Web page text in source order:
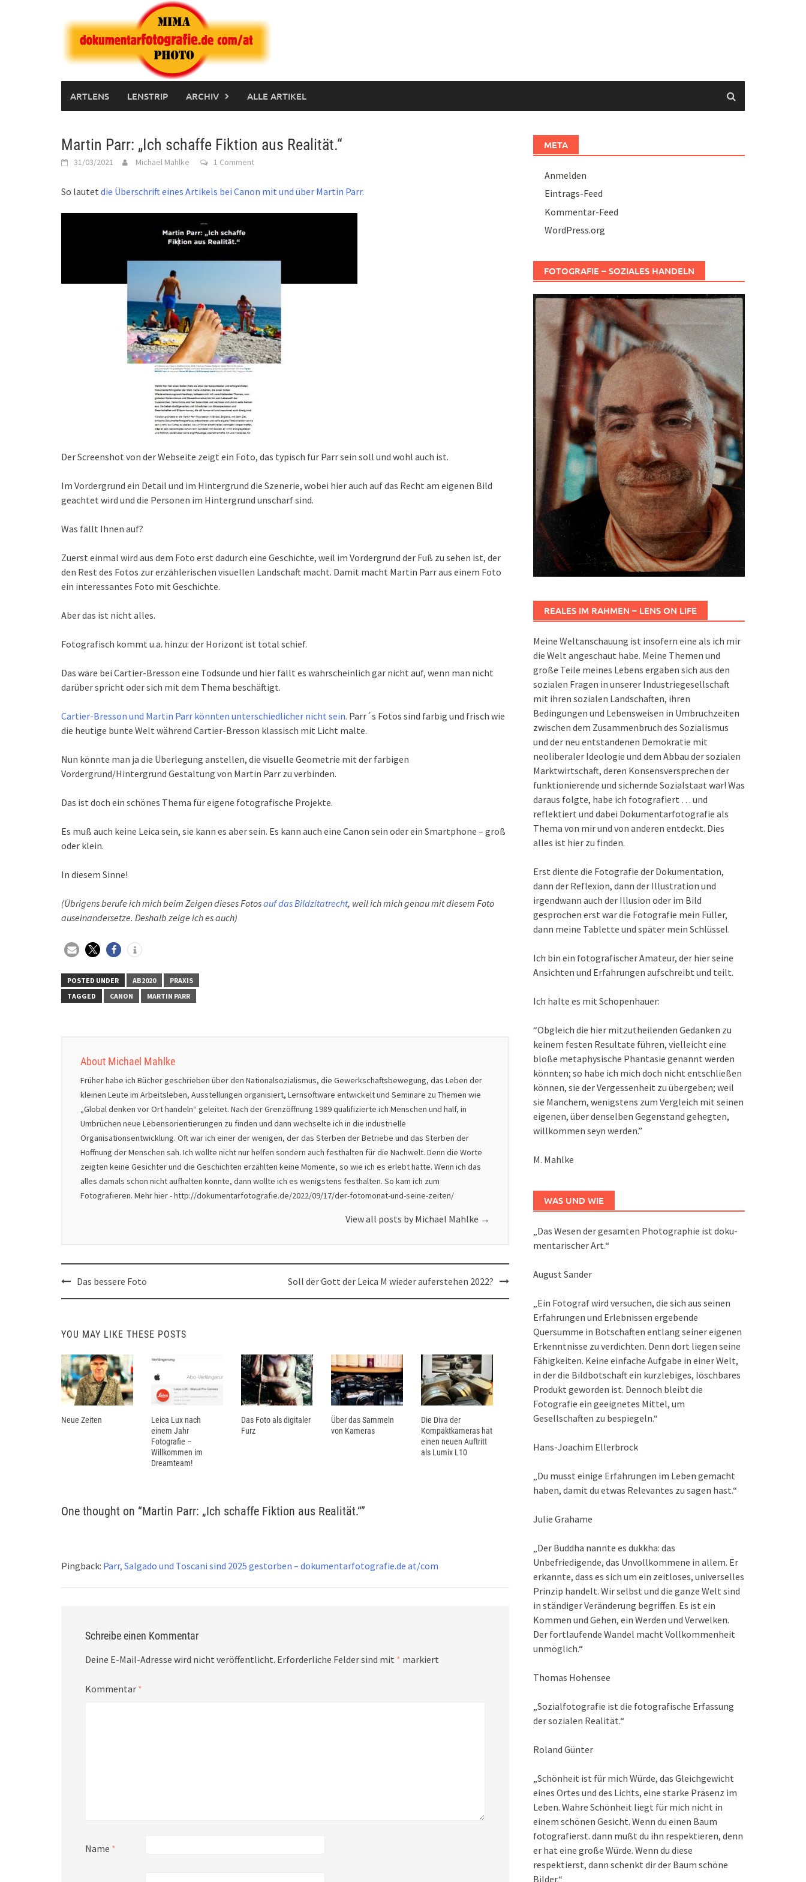
ARTLENS LENSTRIP ARCHIV ALLE ARTIKEL
Martin Parr: „Ich schaffe Fiktion aus Realität.“
31/03/2021 Michael Mahlke 1 Comment
So lautet die Überschrift eines Artikels bei Canon mit und über Martin Parr.
Der Screenshot von der Webseite zeigt ein Foto, das typisch für Parr sein soll und wohl auch ist.
Im Vordergrund ein Detail und im Hintergrund die Szenerie, wobei hier auch auf das Recht am eigenen Bild
geachtet wird und die Personen im Hintergrund unscharf sind.
Was fällt Ihnen auf?
Zuerst einmal wird aus dem Foto erst dadurch eine Geschichte, weil im Vordergrund der Fuß zu sehen ist, der
den Rest des Fotos zur erzählerischen visuellen Landschaft macht. Damit macht Martin Parr aus einem Foto
ein interessantes Foto mit Geschichte.
Aber das ist nicht alles.
Fotografisch kommt u.a. hinzu: der Horizont ist total schief.
Das wäre bei Cartier-Bresson eine Todsünde und hier fällt es wahrscheinlich gar nicht auf, wenn man nicht
darüber spricht oder sich mit dem Thema beschäftigt.
Cartier-Bresson und Martin Parr könnten unterschiedlicher nicht sein. Parr´s Fotos sind farbig und frisch wie
die heutige bunte Welt während Cartier-Bresson klassisch mit Licht malte.
Nun könnte man ja die Überlegung anstellen, die visuelle Geometrie mit der farbigen
Vordergrund/Hintergrund Gestaltung von Martin Parr zu verbinden.
Das ist doch ein schönes Thema für eigene fotografische Projekte.
Es muß auch keine Leica sein, sie kann es aber sein. Es kann auch eine Canon sein oder ein Smartphone – groß
oder klein.
In diesem Sinne!
(Übrigens berufe ich mich beim Zeigen dieses Fotosauf das Bildzitatrecht, weil ich mich genau mit diesem Foto
auseinandersetze. Deshalb zeige ich es auch)
POSTED UNDER AB2020
PRAXIS
TAGGED
CANON MARTIN PARR
About Michael Mahlke
Früher habe ich Bücher geschrieben über den Nationalsozialismus, die Gewerkschaftsbewegung, das Leben der
kleinen Leute im Arbeitsleben, Ausstellungen organisiert, Lernsoftware entwickelt und Seminare zu Themen wie
„Global denken vor Ort handeln“ geleitet. Nach der Grenzöffnung 1989 qualifizierte ich Menschen und half, in
Umbrüchen neue Lebensorientierungen zu finden und dann wechselte ich in die industrielle
Organisationsentwicklung. Oft war ich einer der wenigen, der das Sterben der Betriebe und das Sterben der
Hoffnung der Menschen sah. Ich wollte nicht nur helfen sondern auch festhalten für die Nachwelt. Denn die Worte
zeigten keine Gesichter und die Geschichten erzählten keine Momente, so wie ich es erlebt hatte. Wenn ich das
alles damals schon nicht aufhalten konnte, dann wollte ich es wenigstens festhalten. So kam ich zum
Fotografieren. Mehr hier - http://dokumentarfotografie.de/2022/09/17/der-fotomonat-und-seine-zeiten/
View all posts by Michael Mahlke →
PostDas bessere Foto Soll der Gott der Leica M wieder auferstehen 2022?
YOU MAY LIKE THESE POSTS
Neue Zeiten
Leica Lux nach
einem Jahr
Fotografie –
Willkommen im
Dreamteam!
Das Foto als digitaler
Furz
Über das Sammeln
von Kameras
Die Diva der
Kompaktkameras hat
einen neuen Auftritt
als Lumix L10
One thought on “Martin Parr: „Ich schaffe Fiktion aus Realität.“”
Pingback: Parr, Salgado und Toscani sind 2025 gestorben – dokumentarfotografie.de at/com
Schreibe einen Kommentar
Deine E-Mail-Adresse wird nicht veröffentlicht. Erforderliche Felder sind mit * markiert
Kommentar *
Name *
META
Anmelden
Eintrags-Feed
Kommentar-Feed
WordPress.org
FOTOGRAFIE – SOZIALES HANDELN
REALES IM RAHMEN – LENS ON LIFE
Meine Weltanschauung ist insofern eine als ich mir
die Welt angeschaut habe. Meine Themen und
große Teile meines Lebens ergaben sich aus den
sozialen Fragen in unserer Industriegesellschaft
mit ihren sozialen Landschaften, ihren
Bedingungen und Lebensweisen in Umbruchzeiten
zwischen dem Zusammenbruch des Sozialismus
und der neu entstandenen Demokratie mit
neoliberaler Ideologie und dem Abbau der sozialen
Marktwirtschaft, deren Konsensversprechen der
funktionierende und sichernde Sozialstaat war! Was
daraus folgte, habe ich fotografiert … und
reflektiert und dabei Dokumentarfotografie als
Thema von mir und von anderen entdeckt. Dies
alles ist hier zu finden.
Erst diente die Fotografie der Dokumentation,
dann der Reflexion, dann der Illustration und
irgendwann auch der Illusion oder im Bild
gesprochen erst war die Fotografie mein Füller,
dann meine Tablette und später mein Schlüssel.
Ich bin ein fotografischer Amateur, der hier seine
Ansichten und Erfahrungen aufschreibt und teilt.
Ich halte es mit Schopenhauer:
“Obgleich die hier mitzutheilenden Gedanken zu
keinem festen Resultate führen, vielleicht eine
bloße metaphysische Phantasie genannt werden
könnten; so habe ich mich doch nicht entschließen
können, sie der Vergessenheit zu übergeben; weil
sie Manchem, wenigstens zum Vergleich mit seinen
eigenen, über denselben Gegenstand gehegten,
willkommen seyn werden.”
M. Mahlke
WAS UND WIE
„Das We­sen der ge­sam­ten Pho­to­gra­phie ist do­ku­
men­ta­ri­scher Art.“
August Sander
„Ein Fotograf wird versuchen, die sich aus seinen
Erfahrungen und Erlebnissen ergebende
Quersumme in Botschaften entlang seiner eigenen
Erkenntnisse zu verdichten. Denn dort liegen seine
Fähigkeiten. Keine einfache Aufgabe in einer Welt,
in der die Bildbotschaft ein kurzlebiges, löschbares
Produkt geworden ist. Dennoch bleibt die
Fotografie ein geeignetes Mittel, um
Gesellschaften zu bespiegeln.“
Hans-Joachim Ellerbrock
„Du musst einige Erfahrungen im Leben gemacht
haben, damit du etwas Relevantes zu sagen hast.“
Julie Grahame
„Der Buddha nannte es dukkha: das
Unbefriedigende, das Unvollkommene in allem. Er
erkannte, dass es sich um ein zeitloses, universelles
Prinzip handelt. Wir selbst und die ganze Welt sind
in ständiger Veränderung begriffen. Es ist ein
Kommen und Gehen, ein Werden und Verwelken.
Der fortlaufende Wandel macht Vollkommenheit
unmöglich.“
Thomas Hohensee
„Sozialfotografie ist die fotografische Erfassung
der sozialen Realität.“
Roland Günter
„Schönheit ist für mich Würde, das Gleichgewicht
eines Ortes und des Lichts, eine starke Präsenz im
Leben. Wahre Schönheit liegt für mich nicht in
einem schönen Gesicht. Wenn du einen Baum
fotografierst. dann mußt du ihn respektieren, denn
er hat eine große Würde. Wenn du diese
respektierst, dann schenkt dir der Baum schöne
Bilder.“